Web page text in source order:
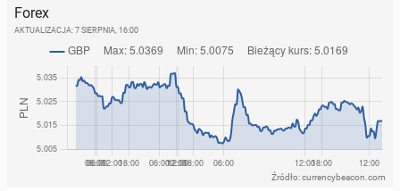
Forex
AKTUALIZACJA: 7 SIERPNIA, 16:00
Źródło: currencybeacon.com